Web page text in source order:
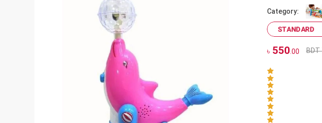
Category:
STANDARD
৳550.00 BDT